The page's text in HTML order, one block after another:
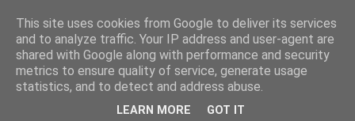
El cultural
cinematográfico de Jorge
This site uses cookies from Google to deliver its services
and to analyze traffic. Your IP address and user-agent are
shared with Google along with performance and security
metrics to ensure quality of service, generate usage
statistics, and to detect and address abuse.
LEARN MORE GOT IT